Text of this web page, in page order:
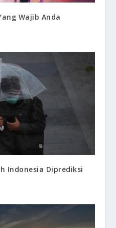
Wajib Anda
Indonesia Diprediksi